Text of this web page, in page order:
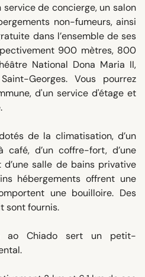
de concierge, un salon
non-fumeurs, ainsi
dans l’ensemble de ses
900 mètres, 800
National Dona Maria II,
Georges. Vous pourrez
d'un service d'étage et
de la climatisation, d’un
café, d’un coffre-fort, d’une
salle de bains privative
hébergements offrent une
une bouilloire. Des
sont fournis.
ao Chiado sert un petit-